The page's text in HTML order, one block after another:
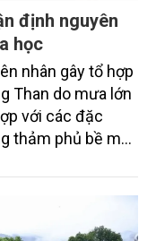
định nguyên
học
nhân gây tổ hợp
Than do mưa lớn
với các đặc
thảm phủ bề mặt
trũng tự nhiên